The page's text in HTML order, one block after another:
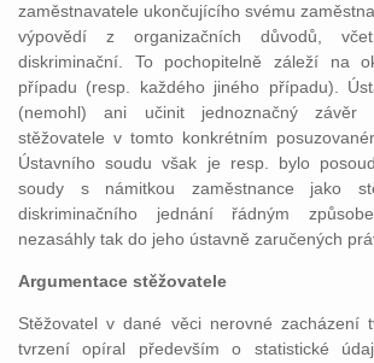
zaměstnavatele ukončujícího svému
výpovědí z organizačních důvodů,
diskriminační. To pochopitelně záleží na
případu (resp. každého jiného případu).
(nemohl) ani učinit jednoznačný závěr
stěžovatele v tomto konkrétním
Ústavního soudu však je resp. bylo
soudy s námitkou zaměstnance jako
diskriminačního jednání řádným
nezasáhly tak do jeho ústavně zaručených
Argumentace stěžovatele
Stěžovatel v dané věci nerovné zacházení
tvrzení opíral především o statistické